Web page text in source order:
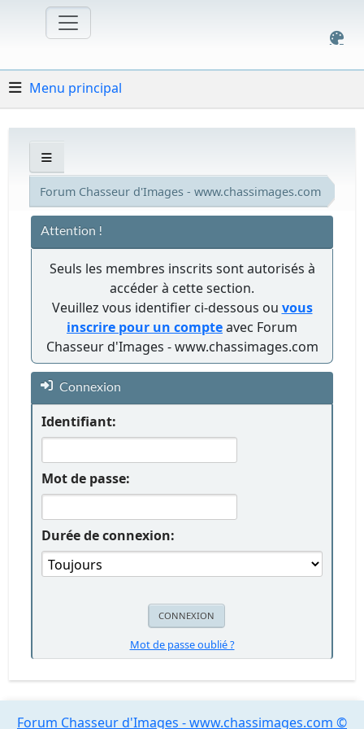
Menu principal
Forum Chasseur d'Images - www.chassimages.com
Attention !
Seuls les membres inscrits sont autorisés à
accéder à cette section.
Veuillez vous identifier ci-dessous ou vous
inscrire pour un compteavec Forum
Chasseur d'Images - www.chassimages.com
Connexion
Identifiant:
Mot de passe:
Durée de connexion:
Mot de passe oublié ?
Forum Chasseur d'Images - www.chassimages.com ©